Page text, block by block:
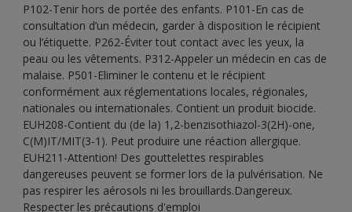
P102-Tenir hors de portée des enfants. P101-En cas de
consultation d’un médecin, garder à disposition le récipient
ou l’étiquette. P262-Éviter tout contact avec les yeux, la
peau ou les vêtements. P312-Appeler un médecin en cas de
malaise. P501-Eliminer le contenu et le récipient
conformément aux réglementations locales, régionales,
nationales ou internationales. Contient un produit biocide.
EUH208-Contient du (de la) 1,2-benzisothiazol-3(2H)-one,
C(M)IT/MIT(3-1). Peut produire une réaction allergique.
EUH211-Attention! Des gouttelettes respirables
dangereuses peuvent se former lors de la pulvérisation. Ne
pas respirer les aérosols ni les brouillards.Dangereux.
Respecter les précautions d'emploi